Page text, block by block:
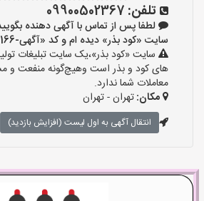
تلفن: 09900502367
لطفا پس از تماس با آگهی دهنده
سایت «کود بذر» دیده ام و کد «آگهی-166» را اعلام کنید»
سایت «کود بذر»،یک سایت تبلیغات
های کود و بذر است وهیچ‌گونه منفعت و
معاملات شما ندارد.
مکان:تهران - تهران
انتقال آگهی به اول لیست (افزایش بازدید)